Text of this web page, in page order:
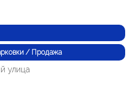
/ Продажа
улица